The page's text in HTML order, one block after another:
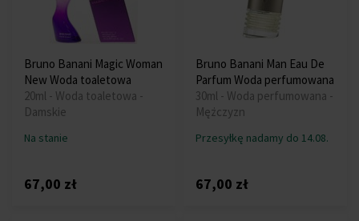
Bruno Banani Magic Woman
New Woda toaletowa
20ml - Woda toaletowa -
Damskie
Na stanie
67,00 zł
Bruno Banani Man Eau De
Parfum Woda perfumowana
30ml - Woda perfumowana -
Mężczyzn
Przesyłkę nadamy do 14.08.
67,00 zł